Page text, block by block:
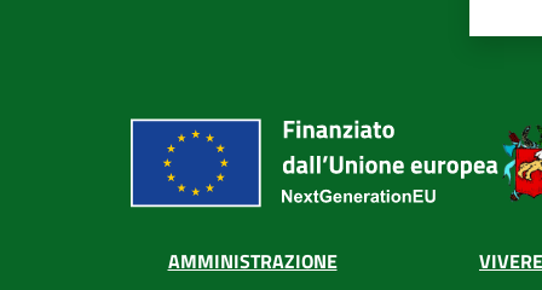
AMMINISTRAZIONE